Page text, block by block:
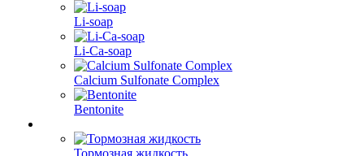
Li-soap
Li-Ca-soap
Calcium Sulfonate Complex
Bentonite
Тормозная жидкость